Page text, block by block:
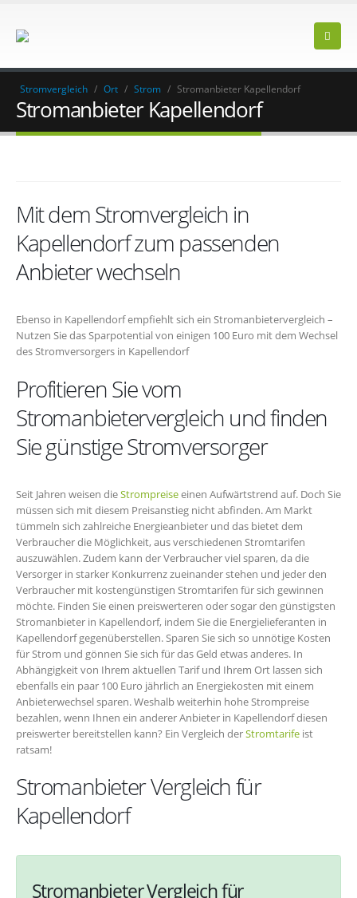
Stromvergleich / Ort / Strom / Stromanbieter Kapellendorf
Stromanbieter Kapellendorf
Mit dem Stromvergleich in
Kapellendorf zum passenden
Anbieter wechseln
Ebenso in Kapellendorf empfiehlt sich ein Stromanbietervergleich –
Nutzen Sie das Sparpotential von einigen 100 Euro mit dem Wechsel
des Stromversorgers in Kapellendorf
Profitieren Sie vom
Stromanbietervergleich und finden
Sie günstige Stromversorger
Seit Jahren weisen dieStrompreiseeinen Aufwärtstrend auf. Doch Sie
müssen sich mit diesem Preisanstieg nicht abfinden. Am Markt
tümmeln sich zahlreiche Energieanbieter und das bietet dem
Verbraucher die Möglichkeit, aus verschiedenen Stromtarifen
auszuwählen. Zudem kann der Verbraucher viel sparen, da die
Versorger in starker Konkurrenz zueinander stehen und jeder den
Verbraucher mit kostengünstigen Stromtarifen für sich gewinnen
möchte. Finden Sie einen preiswerteren oder sogar den günstigsten
Stromanbieter in Kapellendorf, indem Sie die Energielieferanten in
Kapellendorf gegenüberstellen. Sparen Sie sich so unnötige Kosten
für Strom und gönnen Sie sich für das Geld etwas anderes. In
Abhängigkeit von Ihrem aktuellen Tarif und Ihrem Ort lassen sich
ebenfalls ein paar 100 Euro jährlich an Energiekosten mit einem
Anbieterwechsel sparen. Weshalb weiterhin hohe Strompreise
bezahlen, wenn Ihnen ein anderer Anbieter in Kapellendorf diesen
preiswerter bereitstellen kann? Ein Vergleich derStromtarife ist
ratsam!
Stromanbieter Vergleich für
Kapellendorf
Stromanbieter Vergleich für